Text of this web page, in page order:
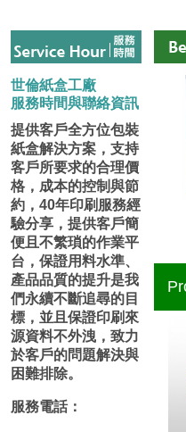
世倫紙盒工廠
服務時間與聯絡資訊
提供客戶全方位包裝
紙盒解決方案，支持
客戶所要求的合理價
格，成本的控制與節
約，40年印刷服務經
驗分享，提供客戶簡
便且不繁瑣的作業平
台，保證用料水準、
產品品質的提升是我
們永續不斷追尋的目
標，並且保證印刷來
源資料不外洩，致力
於客戶的問題解決與
困難排除。
服務電話：